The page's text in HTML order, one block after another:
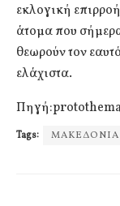
εκλογική
άτομα που
θεωρούν τον
ελάχιστα.
Tags: ΜΑΚΕΔΟΝΙΑ